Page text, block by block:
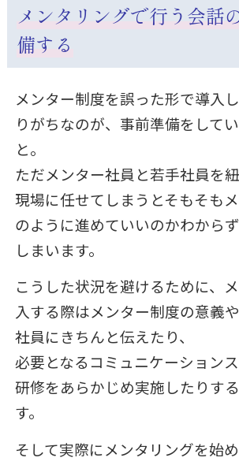
メンタリングで行う会話
備する
メンター制度を誤った形で導入
りがちなのが、事前準備をして
と。
ただメンター社員と若手社員を
現場に任せてしまうとそもそも
のように進めていいのかわから
しまいます。
こうした状況を避けるために、
入する際はメンター制度の意義
社員にきちんと伝えたり、
必要となるコミュニケーション
研修をあらかじめ実施したりす
す。
そして実際にメンタリングを始